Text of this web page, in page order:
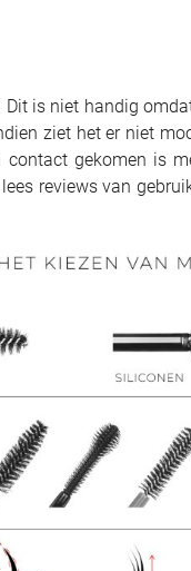
is niet handig
ziet het er niet
gekomen is
reviews van